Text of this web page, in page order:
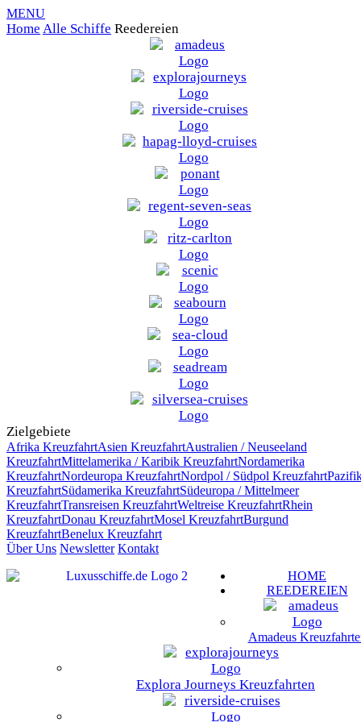
MENU
Home Alle Schiffe Reedereien
Zielgebiete
Afrika KreuzfahrtAsien KreuzfahrtAustralien / Neuseeland
KreuzfahrtMittelamerika / Karibik KreuzfahrtNordamerika
KreuzfahrtNordeuropa KreuzfahrtNordpol / Südpol Kreuzfahrt
KreuzfahrtSüdamerika KreuzfahrtSüdeuropa / Mittelmeer
KreuzfahrtTransreisen KreuzfahrtWeltreise KreuzfahrtRhein
KreuzfahrtDonau KreuzfahrtMosel KreuzfahrtBurgund
KreuzfahrtBenelux Kreuzfahrt
Über Uns Newsletter Kontakt
HOME
REEDEREIEN
Amadeus
Explora Journeys Kreuzfahrten